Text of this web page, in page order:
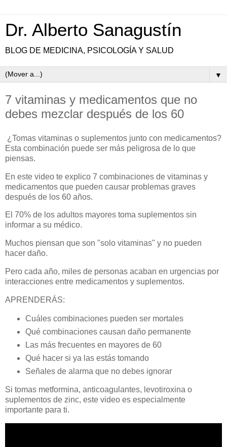
Dr. Alberto Sanagustín
BLOG DE MEDICINA, PSICOLOGÍA Y SALUD
▼
7 vitaminas y medicamentos que no
debes mezclar después de los 60
¿Tomas vitaminas o suplementos junto con medicamentos?
Esta combinación puede ser más peligrosa de lo que
piensas.
En este video te explico 7 combinaciones de vitaminas y
medicamentos que pueden causar problemas graves
después de los 60 años.
El 70% de los adultos mayores toma suplementos sin
informar a su médico.
Muchos piensan que son "solo vitaminas" y no pueden
hacer daño.
Pero cada año, miles de personas acaban en urgencias por
interacciones entre medicamentos y suplementos.
APRENDERÁS:
Cuáles combinaciones pueden ser mortales
Qué combinaciones causan daño permanente
Las más frecuentes en mayores de 60
Qué hacer si ya las estás tomando
Señales de alarma que no debes ignorar
Si tomas metformina, anticoagulantes, levotiroxina o
suplementos de zinc, este video es especialmente
importante para ti.